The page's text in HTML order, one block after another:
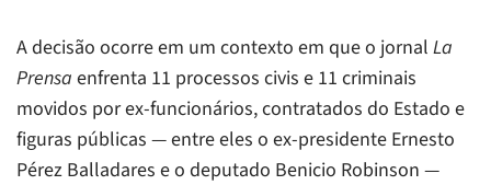
A decisão ocorre em um contexto em que o jornal La
Prensa enfrenta 11 processos civis e 11 criminais
movidos por ex-funcionários, contratados do Estado e
figuras públicas — entre eles o ex-presidente Ernesto
Pérez Balladares e o deputado Benicio Robinson —